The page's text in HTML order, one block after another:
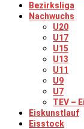
Bezirksliga
Nachwuchs
U20
U17
U15
U13
U11
U9
U7
TEV –
Eiskunstlauf
Eisstock